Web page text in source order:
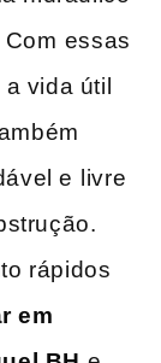
essas
vida útil
e ⁣livre
rápidos
em